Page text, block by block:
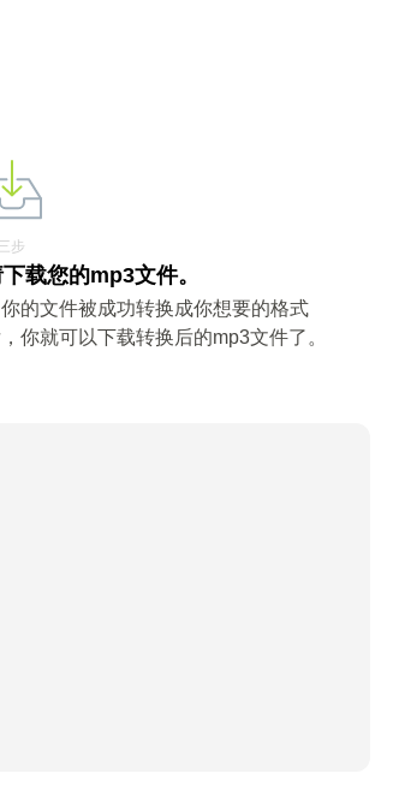
步
载您的mp3文件。
的文件被成功转换成你想要的格式
你就可以下载转换后的mp3文件了。